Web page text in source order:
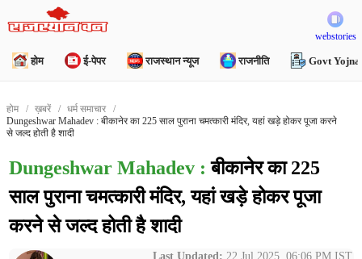
webstories
होम ई-पेपर राजस्थान न्यूज राजनीति Govt Yojna
होम ख़बरें
धर्म समाचार
Dungeshwar Mahadev : बीकानेर का 225 साल पुराना चमत्कारी मंदिर, यहां खड़े होकर पूजा करने
से जल्द होती है शादी
Dungeshwar Mahadev : बीकानेर का 225
साल पुराना चमत्कारी मंदिर, यहां खड़े होकर पूजा
करने से जल्द होती है शादी
Last Updated: 22 Jul 2025, 06:06 PM IST